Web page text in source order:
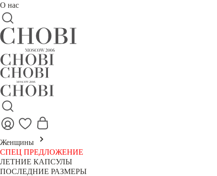
О нас
Женщины
СПЕЦ ПРЕДЛОЖЕНИЕ
ЛЕТНИЕ КАПСУЛЫ
ПОСЛЕДНИЕ РАЗМЕРЫ